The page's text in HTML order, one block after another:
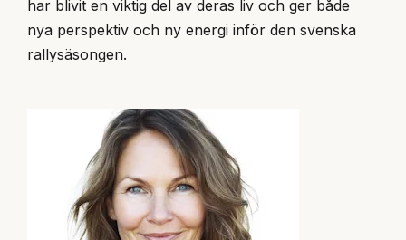
har blivit en viktig del av deras liv och ger både
nya perspektiv och ny energi inför den svenska
rallysäsongen.